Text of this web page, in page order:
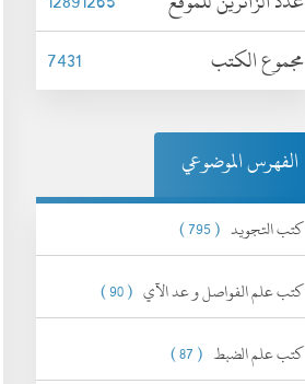
مجموع الكتب
7431
الفهرس الموضوعي
كتب التجويد ( 795 )
كتب علم الفواصل و عد الآي ( 90 )
كتب علم الضبط ( 87 )